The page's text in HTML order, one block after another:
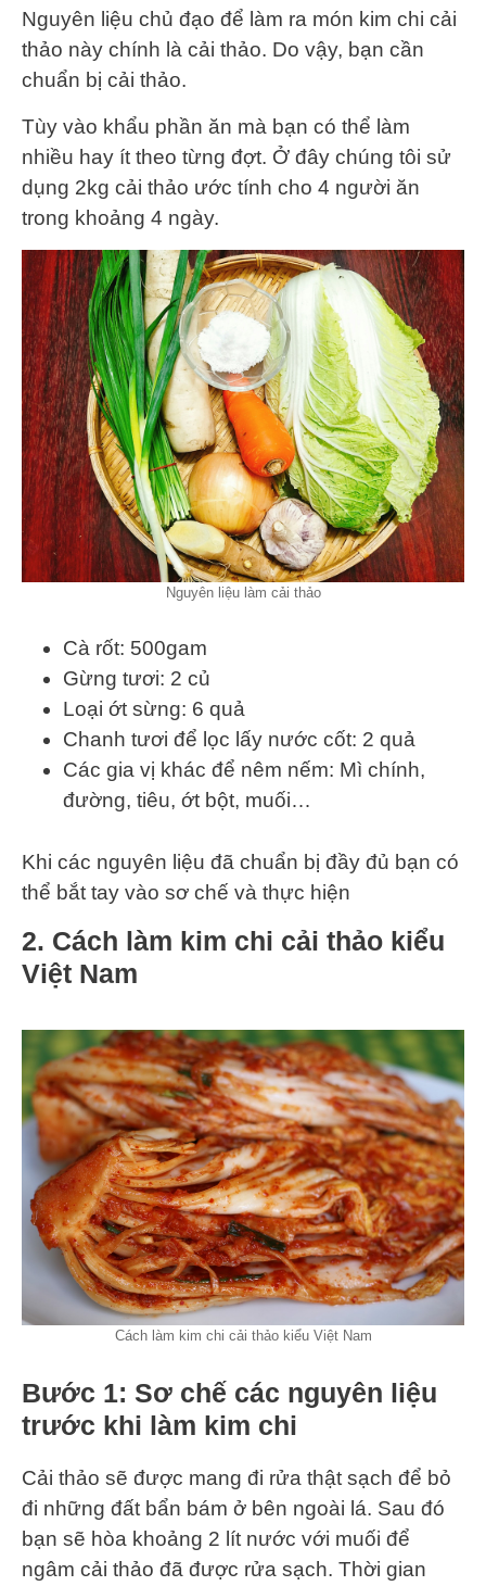
Nguyên liệu chủ đạo để làm ra món kim chi cải
thảo này chính là cải thảo. Do vậy, bạn cần
chuẩn bị cải thảo.
Tùy vào khẩu phần ăn mà bạn có thể làm
nhiều hay ít theo từng đợt. Ở đây chúng tôi sử
dụng 2kg cải thảo ước tính cho 4 người ăn
trong khoảng 4 ngày.
Nguyên liệu làm cải thảo
Cà rốt: 500gam
Gừng tươi: 2 củ
Loại ớt sừng: 6 quả
Chanh tươi để lọc lấy nước cốt: 2 quả
Các gia vị khác để nêm nếm: Mì chính,
đường, tiêu, ớt bột, muối…
Khi các nguyên liệu đã chuẩn bị đầy đủ bạn có
thể bắt tay vào sơ chế và thực hiện
2. Cách làm kim chi cải thảo kiểu
Việt Nam
Cách làm kim chi cải thảo kiểu Việt Nam
Bước 1: Sơ chế các nguyên liệu
trước khi làm kim chi
Cải thảo sẽ được mang đi rửa thật sạch để bỏ
đi những đất bẩn bám ở bên ngoài lá. Sau đó
bạn sẽ hòa khoảng 2 lít nước với muối để
ngâm cải thảo đã được rửa sạch. Thời gian